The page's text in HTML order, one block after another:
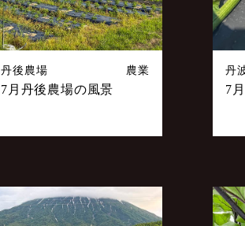
丹後農場 農業
7月丹後農場の風景
丹
7